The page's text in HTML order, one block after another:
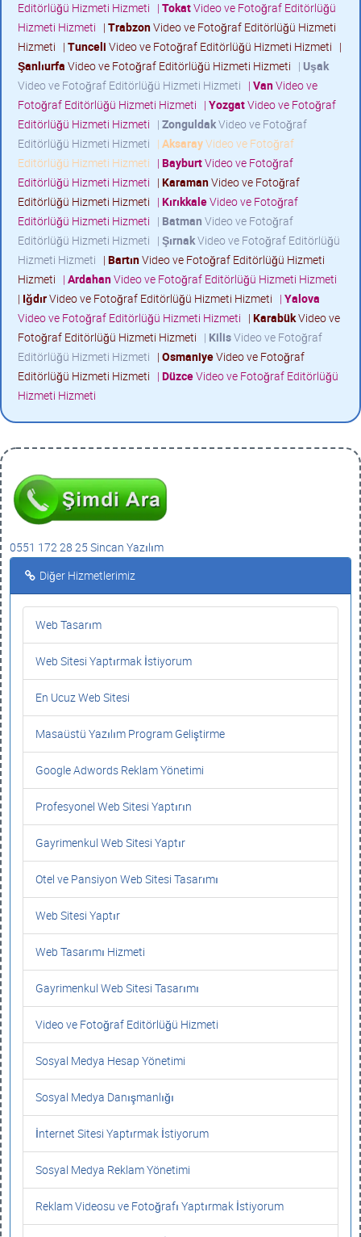
Editörlüğü Hizmeti Hizmeti | TokatVideo ve Fotoğraf Editörlüğü
Hizmeti Hizmeti | TrabzonVideo ve Fotoğraf Editörlüğü Hizmeti
Hizmeti | Tunceli Video ve Fotoğraf Editörlüğü Hizmeti Hizmeti |
Şanlıurfa Video ve Fotoğraf Editörlüğü Hizmeti Hizmeti | Uşak
Video ve Fotoğraf Editörlüğü Hizmeti Hizmeti | VanVideo ve
Fotoğraf Editörlüğü Hizmeti Hizmeti | YozgatVideo ve Fotoğraf
Editörlüğü Hizmeti Hizmeti | ZonguldakVideo ve Fotoğraf
Editörlüğü Hizmeti Hizmeti | AksarayVideo ve Fotoğraf
Editörlüğü Hizmeti Hizmeti | BayburtVideo ve Fotoğraf
Editörlüğü Hizmeti Hizmeti | KaramanVideo ve Fotoğraf
Editörlüğü Hizmeti Hizmeti | KırıkkaleVideo ve Fotoğraf
Editörlüğü Hizmeti Hizmeti | Batman Video ve Fotoğraf
Editörlüğü Hizmeti Hizmeti | ŞırnakVideo ve Fotoğraf Editörlüğü
Hizmeti Hizmeti | BartınVideo ve Fotoğraf Editörlüğü Hizmeti
Hizmeti | ArdahanVideo ve Fotoğraf Editörlüğü Hizmeti Hizmeti
| IğdırVideo ve Fotoğraf Editörlüğü Hizmeti Hizmeti | Yalova
Video ve Fotoğraf Editörlüğü Hizmeti Hizmeti | KarabükVideo ve
Fotoğraf Editörlüğü Hizmeti Hizmeti | KilisVideo ve Fotoğraf
Editörlüğü Hizmeti Hizmeti | OsmaniyeVideo ve Fotoğraf
Editörlüğü Hizmeti Hizmeti | DüzceVideo ve Fotoğraf Editörlüğü
Hizmeti Hizmeti
0551 172 28 25 Sincan Yazılım
Diğer Hizmetlerimiz
Web Tasarım
Web Sitesi Yaptırmak İstiyorum
En Ucuz Web Sitesi
Masaüstü Yazılım Program Geliştirme
Google Adwords Reklam Yönetimi
Profesyonel Web Sitesi Yaptırın
Gayrimenkul Web Sitesi Yaptır
Otel ve Pansiyon Web Sitesi Tasarımı
Web Sitesi Yaptır
Web Tasarımı Hizmeti
Gayrimenkul Web Sitesi Tasarımı
Video ve Fotoğraf Editörlüğü Hizmeti
Sosyal Medya Hesap Yönetimi
Sosyal Medya Danışmanlığı
İnternet Sitesi Yaptırmak İstiyorum
Sosyal Medya Reklam Yönetimi
Reklam Videosu ve Fotoğrafı Yaptırmak İstiyorum